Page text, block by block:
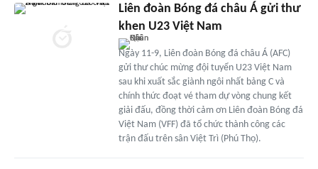
Liên đoàn Bóng đá châu Á gửi thư
khen U23 Việt Nam
Ngày 11-9, Liên đoàn Bóng đá châu Á (AFC)
gửi thư chúc mừng đội tuyển U23 Việt Nam
sau khi xuất sắc giành ngôi nhất bảng C và
chính thức đoạt vé tham dự vòng chung kết
giải đấu, đồng thời cảm ơn Liên đoàn Bóng đá
Việt Nam (VFF) đã tổ chức thành công các
trận đấu trên sân Việt Trì (Phú Thọ).